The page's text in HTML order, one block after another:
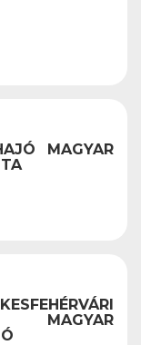
MAGYAR
MAGYAR